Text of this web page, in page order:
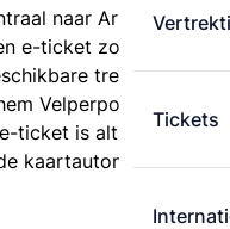
Tickets
naar Arnhem
e-ticket zonder
treintickets
Velperpoort. Deze
ticket is altijd
kaartautomaat.